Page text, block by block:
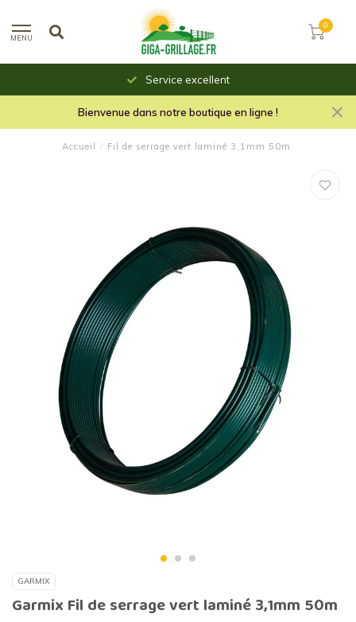
MENU
0
Service excellent
Bienvenue dans notre boutique en ligne !
Accueil / Fil de serrage vert laminé 3,1mm 50m
GARMIX
Garmix Fil de serrage vert laminé 3,1mm 50m